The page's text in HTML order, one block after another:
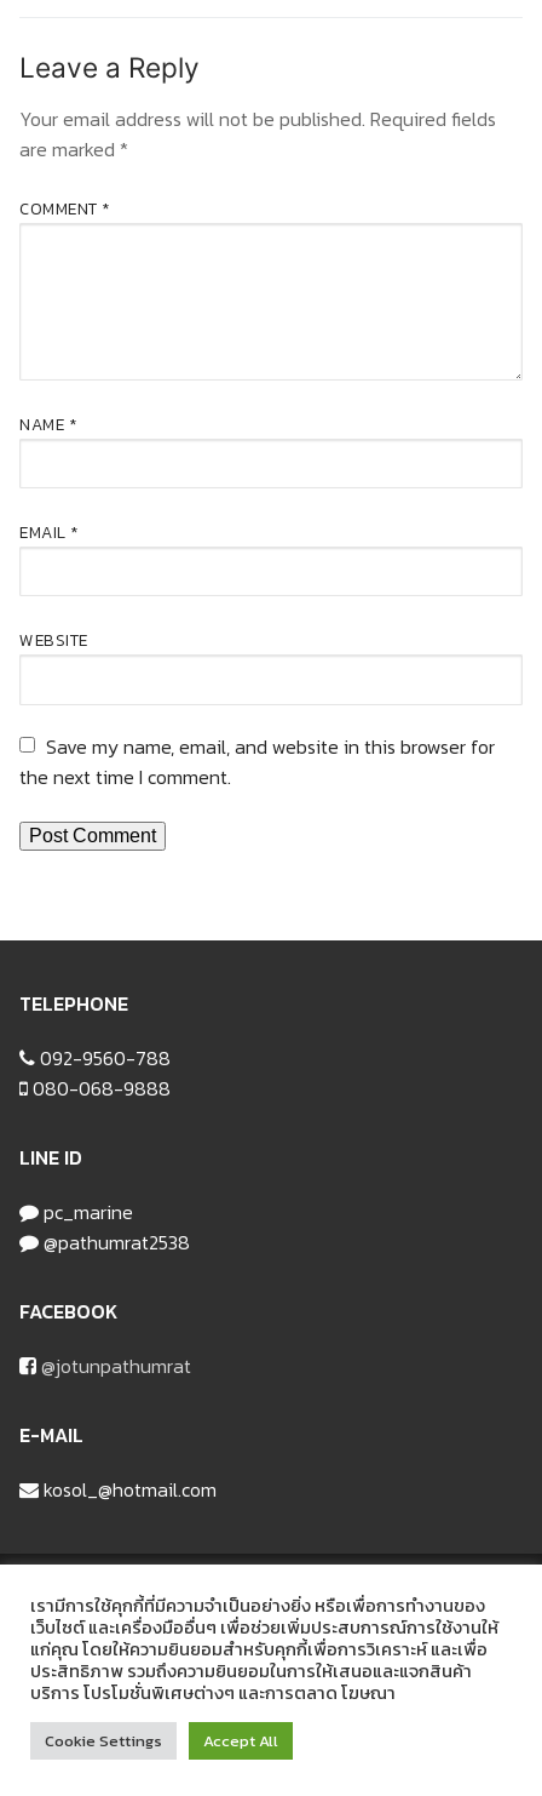
Leave a Reply
Your email address will not be published. Required fields
are marked *
COMMENT *
NAME *
EMAIL *
WEBSITE
Save my name, email, and website in this browser for
the next time I comment.
TELEPHONE
092-9560-788
080-068-9888
LINE ID
pc_marine
@pathumrat2538
FACEBOOK
@jotunpathumrat
E-MAIL
kosol_@hotmail.com
บริษัท ปทุมรัฐวัสดุก่อสร้าง จำกัด
ที่อยู่ 48/6 หมู่ที่2 ถนนรังสิต-ลาดหลุมแก้ว ต.บ้านฉาง อ.เมือง จ.ปทุมธานี
12000
Copyright © 2026 Pathumrat – Powered by bytes.in.th
เรามีการใช้คุกกี้ที่มีความจำเป็นอย่างยิ่ง หรือเพื่อการทำงานของ
เว็บไซต์ และเครื่องมืออื่นๆ เพื่อช่วยเพิ่มประสบการณ์การใช้งานให้
แก่คุณ โดยให้ความยินยอมสำหรับคุกกี้เพื่อการวิเคราะห์ และเพื่อ
ประสิทธิภาพ รวมถึงความยินยอมในการให้เสนอและแจกสินค้า
บริการ โปรโมชั่นพิเศษต่างๆ และการตลาด โฆษณา
Cookie Settings Accept All